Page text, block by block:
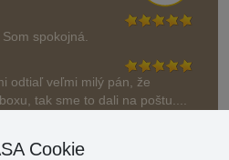
spokojná.
odtiaľ veľmi milý pán, že
tak sme to dali na poštu....
Cookie